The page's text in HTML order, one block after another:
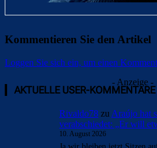
Kommentieren Sie den Artikel
Loggen Sie sich ein, um einen
- Anzeige -
AKTUELLE USER-KOMMENTARE
Rivaldo78 zuAraújo hat
verabschiedet: „Er will
10. August 2026